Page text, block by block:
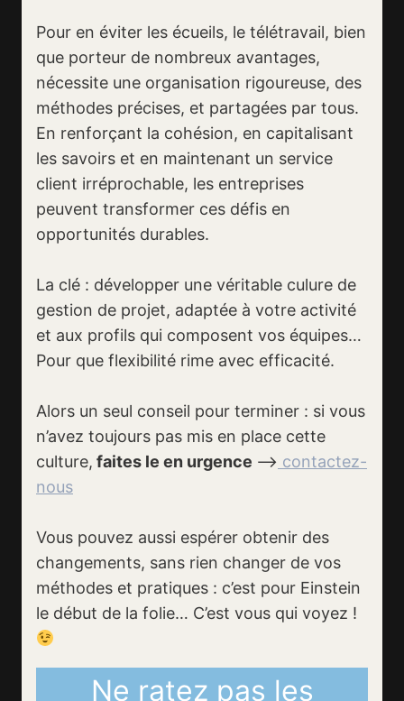
Pour en éviter les écueils, le télétravail, bien
que porteur de nombreux avantages,
nécessite une organisation rigoureuse, des
méthodes précises, et partagées par tous.
En renforçant la cohésion, en capitalisant
les savoirs et en maintenant un service
client irréprochable, les entreprises
peuvent transformer ces défis en
opportunités durables.
La clé : développer une véritable culure de
gestion de projet, adaptée à votre activité
et aux profils qui composent vos équipes…
Pour que flexibilité rime avec efficacité.
Alors un seul conseil pour terminer : si vous
n’avez toujours pas mis en place cette
culture, faites le en urgence –> contactez-
nous
Vous pouvez aussi espérer obtenir des
changements, sans rien changer de vos
méthodes et pratiques : c’est pour Einstein
le début de la folie… C’est vous qui voyez !
Ne ratez pas les